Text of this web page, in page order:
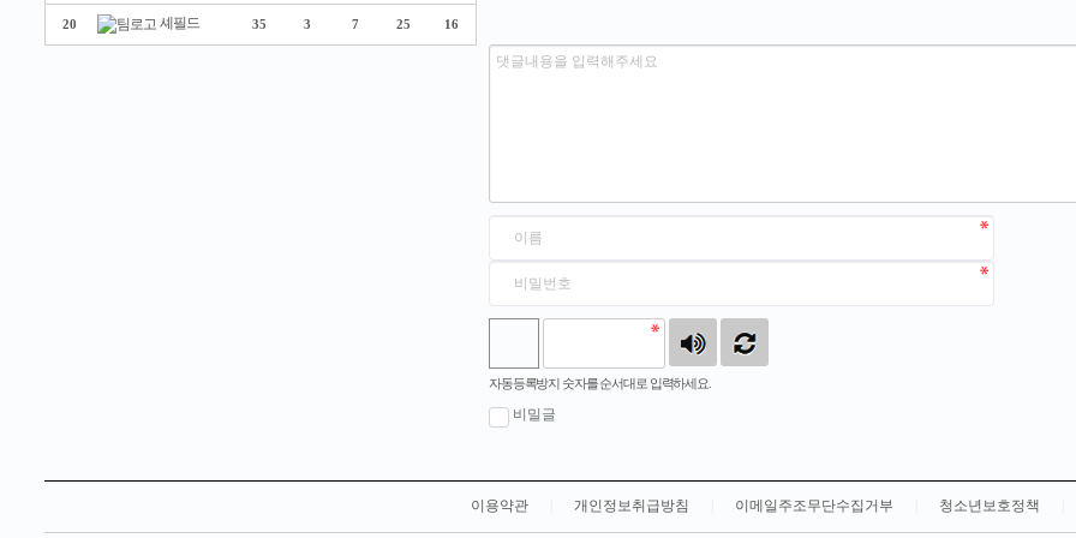
20 셰필드 35 3 7 25 16
자동등록방지 숫자를 순서대로 입력하세요.
비밀글
이용약관 개인정보취급방침 이메일주조무단수집거부 청소년보호정책